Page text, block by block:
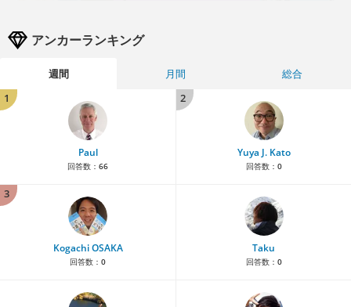
アンカーランキング
週間 月間
総合
1
Paul
回答数： 66
2
Yuya J. Kato
回答数： 0
3
Kogachi OSAKA
回答数： 0
Taku
回答数： 0